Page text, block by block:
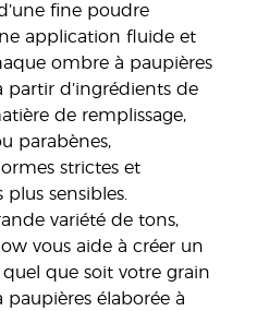
fine poudre
application fluide et
ombre à paupières
partir d’ingrédients de
de remplissage,
parabènes,
strictes et
sensibles.
variété de tons,
vous aide à créer un
que soit votre grain
élaborée à